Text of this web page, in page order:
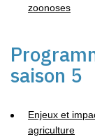
zoonoses
saison 5
Enjeux et
agriculture